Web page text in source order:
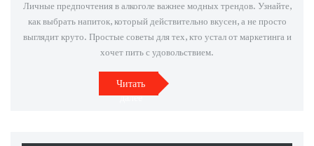
Личные предпочтения в алкоголе важнее модных трендов. Узнайте,
как выбрать напиток, который действительно вкусен, а не просто
выглядит круто. Простые советы для тех, кто устал от маркетинга и
хочет пить с удовольствием.
Читать
далее